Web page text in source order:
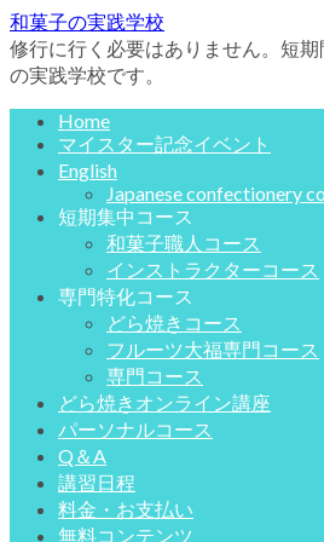
和菓子の実践学校
修行に行く必要はありません。短
の実践学校です。
Home
マイスター記念イベント
English
Japanese confectionery
短期集中コース
和菓子職人コース
インストラクターコース
専門特化コース
どら焼きコース
フルーツ大福専門コース
専門コース
どら焼きオンライン講座
パーソナルコース
Q＆A
講習日程
料金・お支払い
無料コンテンツ